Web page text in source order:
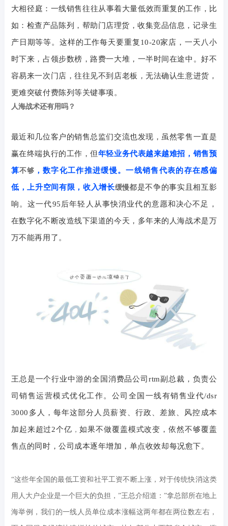
大相径庭：一线销售往往从事着大量低效而重复的工作，比
如：检查产品陈列，帮助门店理货，收集竞品信息，记录生
产日期等等。这样的工作每天要重复 10-20家店，一天八小
时下来，占领步数榜，路费一大堆，一半时间在途中。好不
容易来一次门店，往往见不到店老板，无法确认生意进货，
更难突破付费陈列等关键事项。
人海战术还有用吗？
最近和几位客户的销售总监们交流也发现，虽然零售一直是
赢在终端执行的工作，但年轻业务代表越来越难招，销售预
算不够 ，数字化工作推进缓慢。一线销售代表的存在感偏
低，上升空间有限，收入增长缓慢都是不争的事实且相互影
响。这一代95 后年轻人从事快消业代的意愿和决心不足，
在数字化不断改造线下渠道的今天，多年来的人海战术是万
万不能再用了。
王总是一个行业中游的全国消费品公司rtm副总裁，负责公
司销售运营模式优化工作。公司全国一线有销售业代/dsr
3000 多人，每年这部分人员薪资、行政、差旅、风控成本
加起来超过2个亿 ，如果不做覆盖模式改变，依然不够覆盖
售点的同时，公司成本逐年增加，单点收效却每况愈下。
“这些年全国的最低工资和社平工资不断上涨，对于传统快消这类
用人大户企业是一个巨大的负担，”王总介绍道：”拿总部所在地上
海举例，我们的一线人员单位成本涨幅这两年都在两位数左右，